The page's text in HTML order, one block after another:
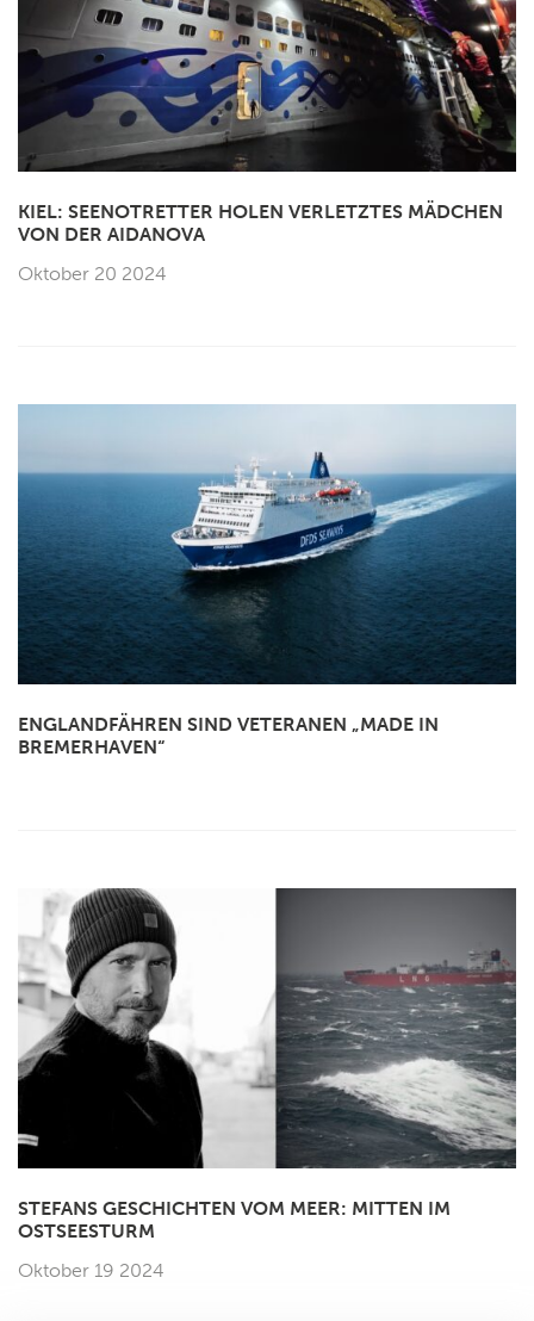
KIEL: SEENOTRETTER HOLEN VERLETZTES MÄDCHEN
VON DER AIDANOVA
Oktober 20 2024
ENGLANDFÄHREN SIND VETERANEN „MADE IN
BREMERHAVEN“
STEFANS GESCHICHTEN VOM MEER: MITTEN IM
OSTSEESTURM
Oktober 19 2024